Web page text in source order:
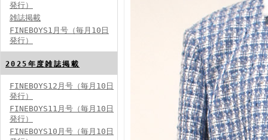
FINEBOYS2024年8月号
発行）
雑誌掲載
FINEBOYS1月号（毎月10日
発行）
2025年度雑誌掲載
FINEBOYS12月号（毎月10日
発行）
FINEBOYS11月号（毎月10日
発行）
FINEBOYS10月号（毎月10日